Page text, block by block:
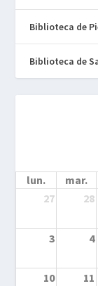
Biblioteca de
Biblioteca de
lun. mar.
27
28
3 4
10 11